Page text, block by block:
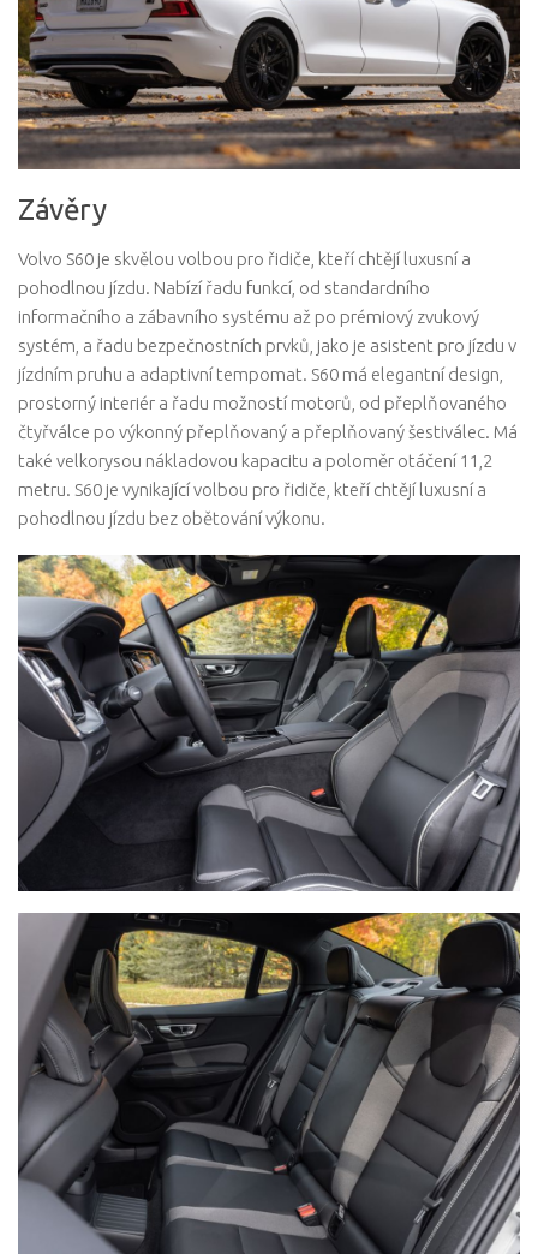
Závěry
Volvo S60 je skvělou volbou pro řidiče, kteří chtějí luxusní a
pohodlnou jízdu. Nabízí řadu funkcí, od standardního
informačního a zábavního systému až po prémiový zvukový
systém, a řadu bezpečnostních prvků, jako je asistent pro jízdu v
jízdním pruhu a adaptivní tempomat. S60 má elegantní design,
prostorný interiér a řadu možností motorů, od přeplňovaného
čtyřválce po výkonný přeplňovaný a přeplňovaný šestiválec. Má
také velkorysou nákladovou kapacitu a poloměr otáčení 11,2
metru. S60 je vynikající volbou pro řidiče, kteří chtějí luxusní a
pohodlnou jízdu bez obětování výkonu.